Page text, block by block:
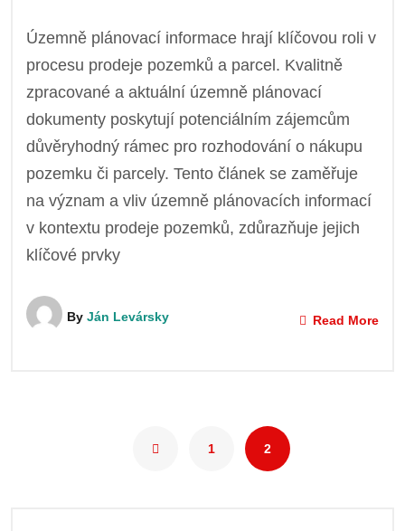
Územně plánovací informace hrají klíčovou roli v
procesu prodeje pozemků a parcel. Kvalitně
zpracované a aktuální územně plánovací
dokumenty poskytují potenciálním zájemcům
důvěryhodný rámec pro rozhodování o nákupu
pozemku či parcely. Tento článek se zaměřuje
na význam a vliv územně plánovacích informací
v kontextu prodeje pozemků, zdůrazňuje jejich
klíčové prvky
By Ján Levársky Read More
1 2